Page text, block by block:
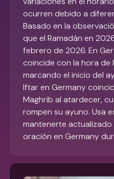
ocurren debido a
Basado en la
que el Ramadán en
febrero de 2026. En
coincide con la hora de
marcando el inicio del
Iftar en Germany
Maghrib al atardecer,
rompen su ayuno. Usa
mantenerte
oración en Germany